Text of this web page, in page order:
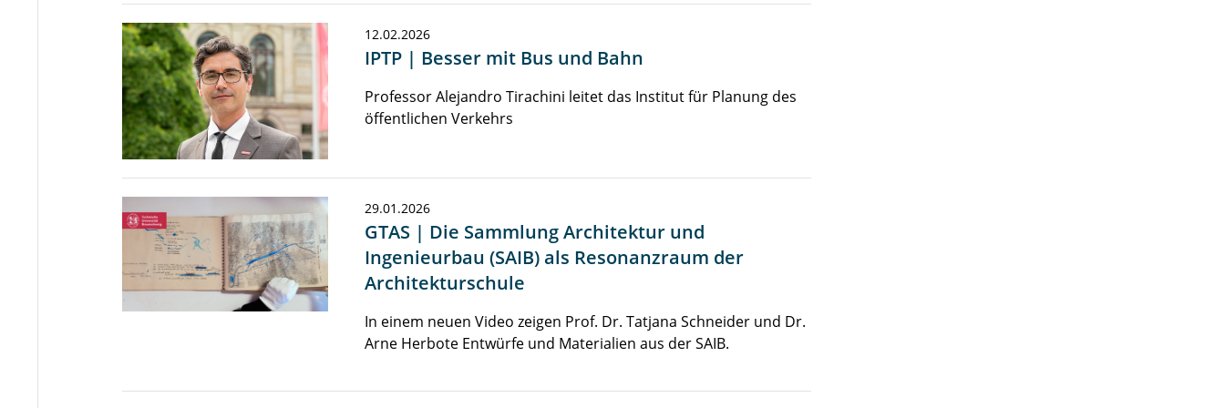
12.02.2026
IPTP | Besser mit Bus und Bahn
Professor Alejandro Tirachini leitet das Institut für Planung des
öffentlichen Verkehrs
29.01.2026
GTAS | Die Sammlung Architektur und
Ingenieurbau (SAIB) als Resonanzraum der
Architekturschule
In einem neuen Video zeigen Prof. Dr. Tatjana Schneider und Dr.
Arne Herbote Entwürfe und Materialien aus der SAIB.